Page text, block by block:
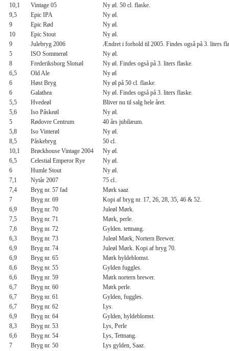
10,1
Vintage 05
Ny øl. 50 cl. flaske.
9,5
Epic IPA
Ny øl.
9
Epic Rød
Ny øl.
10
Epic Stout
Ny øl.
9
Julebryg 2006
Ændret i forhold til 2005. Findes også på 3. liters
5
ISO Sommerøl
Ny øl.
8
Frederiksborg Slotsøl
Ny øl. Findes også på 3. liters flaske.
6,5
Old Ale
Ny øl
6
Høst Bryg
Ny øl på 50 cl. flaske.
6
Galathea
Ny øl. Findes også på 3. liters flaske.
5,5
Hvedeøl
Bliver nu til salg hele året.
5,6
Iso Påskeøl
Ny øl.
5
Rødovre Centrum
40 års jubilæum.
5,8
Iso Vinterøl
Ny øl.
8,5
Påskebryg
50 cl.
10,1
Brøckhouse Vintage 2004
Ny øl.
6,5
Celestial Emperor Rye
Ny øl.
6
Humle Stout
Ny øl.
7,1
Nytår 2007
75 cl..
7,4
Bryg nr. 57 fad
Mørk saaz
7
Bryg nr. 69
Kopi af bryg nr. 17, 26, 28, 35, 46 & 52.
6,9
Bryg nr. 70
Juleøl Mørk.
7,5
Bryg nr. 71
Mørk, perle.
7,6
Bryg nr. 72
Gylden. tettnang.
6,3
Bryg nr. 73
Juleøl Mørk, Nortern Brewer.
6,9
Bryg nr. 74
Juleøl Mørk. Kopi af bryg 70.
6,9
Bryg nr. 65
Mørk hyldeblomst.
6,6
Bryg nr. 55
Gylden fuggles.
6,6
Bryg nr. 59
Mørk nortern brewer.
6,7
Bryg nr. 60
Mørk perle.
6,7
Bryg nr. 61
Gylden, fuggles.
6,7
Bryg nr. 62
Lys.
6,9
Bryg nr. 64
Gylden, hyldeblomst.
8,3
Bryg nr. 53
Lys, Perle
6,6
Bryg nr. 54
Lys, Tettnang.
7
Bryg nr. 50
Lys gylden, Saaz.